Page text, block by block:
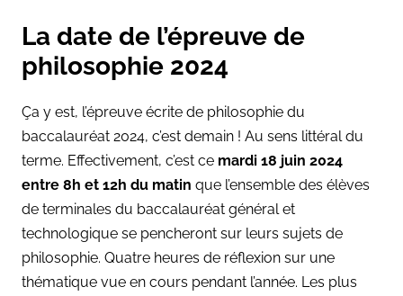
La date de l’épreuve de
philosophie 2024
Ça y est, l’épreuve écrite de philosophie du
baccalauréat 2024, c’est demain ! Au sens littéral du
terme. Effectivement, c’est ce mardi 18 juin 2024
entre 8h et 12h du matin que l’ensemble des élèves
de terminales du baccalauréat général et
technologique se pencheront sur leurs sujets de
philosophie. Quatre heures de réflexion sur une
thématique vue en cours pendant l’année. Les plus